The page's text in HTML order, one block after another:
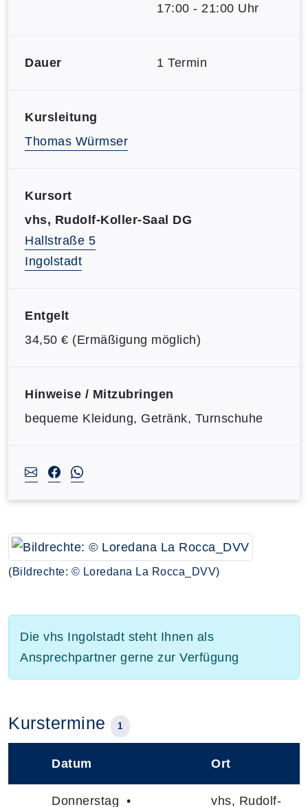
17:00 - 21:00 Uhr
Dauer 1 Termin
Kursleitung
Thomas Würmser
Kursort
vhs, Rudolf-Koller-Saal DG
Hallstraße 5
Ingolstadt
Entgelt
34,50 € (Ermäßigung möglich)
Hinweise / Mitzubringen
bequeme Kleidung, Getränk, Turnschuhe
(Bildrechte: © Loredana La Rocca_DVV)
Die vhs Ingolstadt steht Ihnen als
Ansprechpartner gerne zur Verfügung
Kurstermine 1
Datum Ort
Donnerstag • vhs, Rudolf-